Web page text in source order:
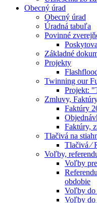
Obecný úrad
Obecný úrad
Úradná tabuľa
Povinné
Základné
Projekty
Twinning our
Projekt:
Zmluvy,
Faktúry
Faktúry,
Tlačivá na
Tlačivá ⁄
Voľby,
Voľby
obdobie
Voľby do
Voľby do